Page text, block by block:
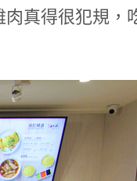
真得很犯規，